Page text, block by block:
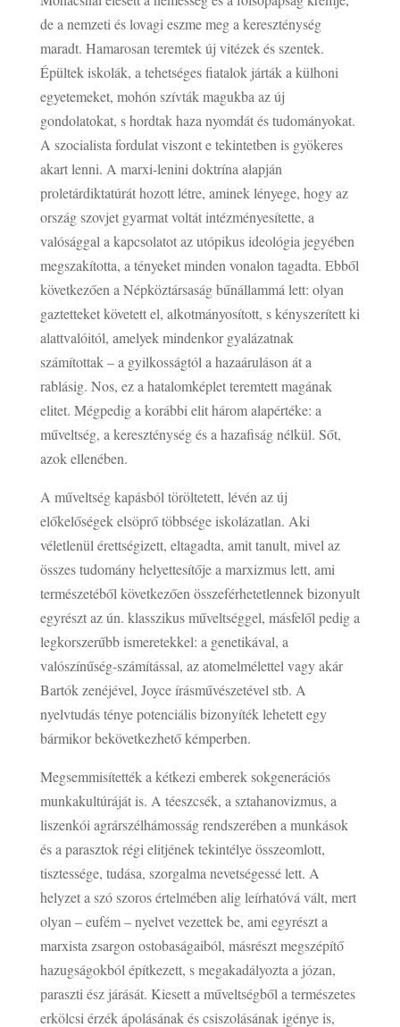
de a nemzeti és lovagi eszme meg a kereszténység
maradt. Hamarosan teremtek új vitézek és szentek.
Épültek iskolák, a tehetséges fiatalok járták a külhoni
egyetemeket, mohón szívták magukba az új
gondolatokat, s hordtak haza nyomdát és tudományokat.
A szocialista fordulat viszont e tekintetben is gyökeres
akart lenni. A marxi-lenini doktrína alapján
proletárdiktatúrát hozott létre, aminek lényege, hogy az
ország szovjet gyarmat voltát intézményesítette, a
valósággal a kapcsolatot az utópikus ideológia jegyében
megszakította, a tényeket minden vonalon tagadta. Ebből
következően a Népköztársaság bűnállammá lett: olyan
gaztetteket követett el, alkotmányosított, s kényszerített ki
alattvalóitól, amelyek mindenkor gyalázatnak
számítottak – a gyilkosságtól a hazaáruláson át a
rablásig. Nos, ez a hatalomképlet teremtett magának
elitet. Mégpedig a korábbi elit három alapértéke: a
műveltség, a kereszténység és a hazafiság nélkül. Sőt,
azok ellenében.
A műveltség kapásból töröltetett, lévén az új
előkelőségek elsöprő többsége iskolázatlan. Aki
véletlenül érettségizett, eltagadta, amit tanult, mivel az
összes tudomány helyettesítője a marxizmus lett, ami
természetéből következően összeférhetetlennek bizonyult
egyrészt az ún. klasszikus műveltséggel, másfelől pedig a
legkorszerűbb ismeretekkel: a genetikával, a
valószínűség-számítással, az atomelmélettel vagy akár
Bartók zenéjével, Joyce írásművészetével stb. A
nyelvtudás ténye potenciális bizonyíték lehetett egy
bármikor bekövetkezhető kémperben.
Megsemmisítették a kétkezi emberek sokgenerációs
munkakultúráját is. A téeszcsék, a sztahanovizmus, a
liszenkói agrárszélhámosság rendszerében a munkások
és a parasztok régi elitjének tekintélye összeomlott,
tisztessége, tudása, szorgalma nevetségessé lett. A
helyzet a szó szoros értelmében alig leírhatóvá vált, mert
olyan – eufém – nyelvet vezettek be, ami egyrészt a
marxista zsargon ostobaságaiból, másrészt megszépítő
hazugságokból építkezett, s megakadályozta a józan,
paraszti ész járását. Kiesett a műveltségből a természetes
erkölcsi érzék ápolásának és csiszolásának igénye is,